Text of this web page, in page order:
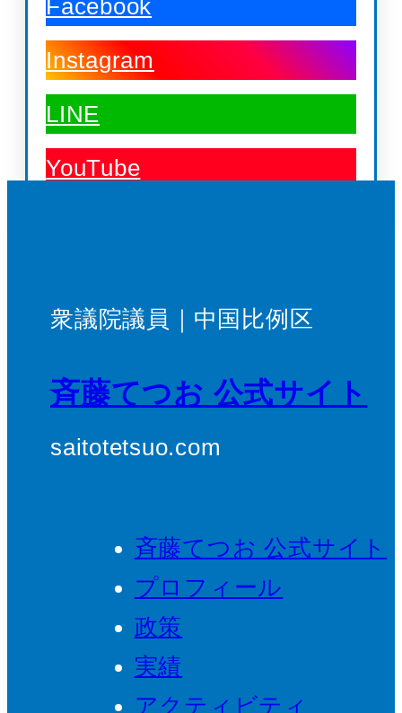
Facebook
Instagram
LINE
YouTube
衆議院議員｜中国比例区
斉藤てつお 公式サイト
saitotetsuo.com
斉藤てつお 公式サイト
プロフィール
政策
実績
アクティビティ